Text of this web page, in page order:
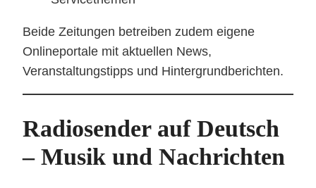
Beide Zeitungen betreiben zudem eigene
Onlineportale mit aktuellen News,
Veranstaltungstipps und Hintergrundberichten.
Radiosender auf Deutsch
– Musik und Nachrichten